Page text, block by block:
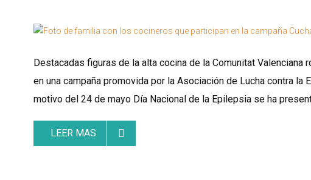
Destacadas figuras de la alta cocina de la Comunitat
en una campaña promovida por la Asociación de Lucha contra
motivo del 24 de mayo Día Nacional de la Epilepsia se ha
LEER MAS